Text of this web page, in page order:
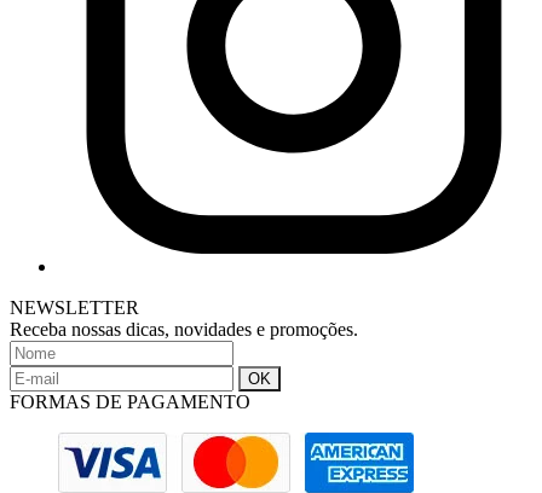
NEWSLETTER
Receba nossas dicas, novidades e promoções.
FORMAS DE PAGAMENTO